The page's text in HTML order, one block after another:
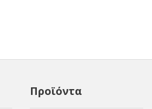
Προϊόντα